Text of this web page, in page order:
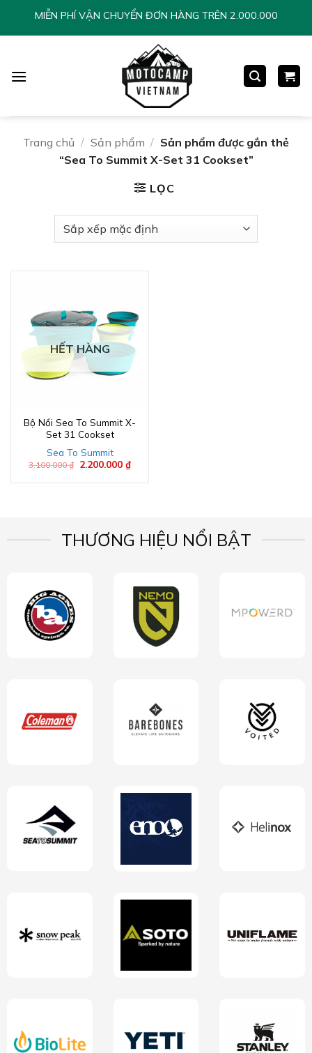
ChuyểnMIỄN PHÍ VẬN CHUYỂN ĐƠN HÀNG TRÊN 2.000.000
Trang chủ / Sản phẩm / Sản phẩm được gắn thẻ
“Sea To Summit X-Set 31 Cookset”
LỌC
HẾT HÀNG
Bộ Nồi Sea To Summit X-
Set 31 Cookset
Sea To Summit
3.100.000₫ Giá
2.200.000₫
THƯƠNG HIỆU NỔI BẬT